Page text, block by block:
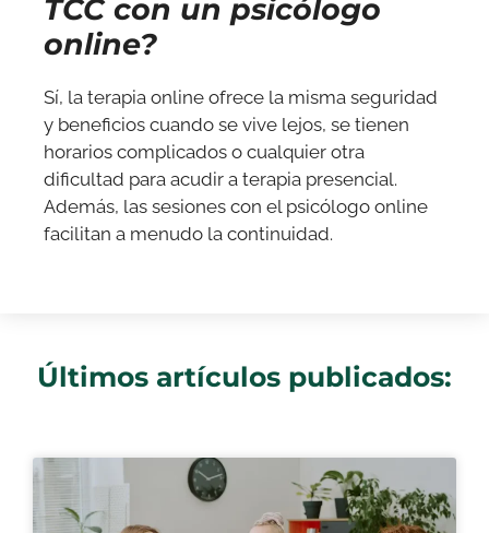
TCC con un psicólogo
online?
Sí, la terapia online ofrece la misma seguridad
y beneficios cuando se vive lejos, se tienen
horarios complicados o cualquier otra
dificultad para acudir a terapia presencial.
Además, las sesiones con el psicólogo online
facilitan a menudo la continuidad.
Últimos artículos publicados: